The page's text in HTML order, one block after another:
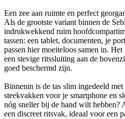
Een zee aan ruimte en perfect
Als de grootste variant binnen de
indrukwekkend ruim
tassen: een tablet, documenten, je
passen hier moeiteloos samen in.
een stevige ritssluiting aan de
goed beschermd zijn.
Binnenin is de tas slim ingedeeld
steekvakken voor je smartphone en
nóg sneller bij de hand wilt hebben?
een discreet ritsvak, ideaal voor een